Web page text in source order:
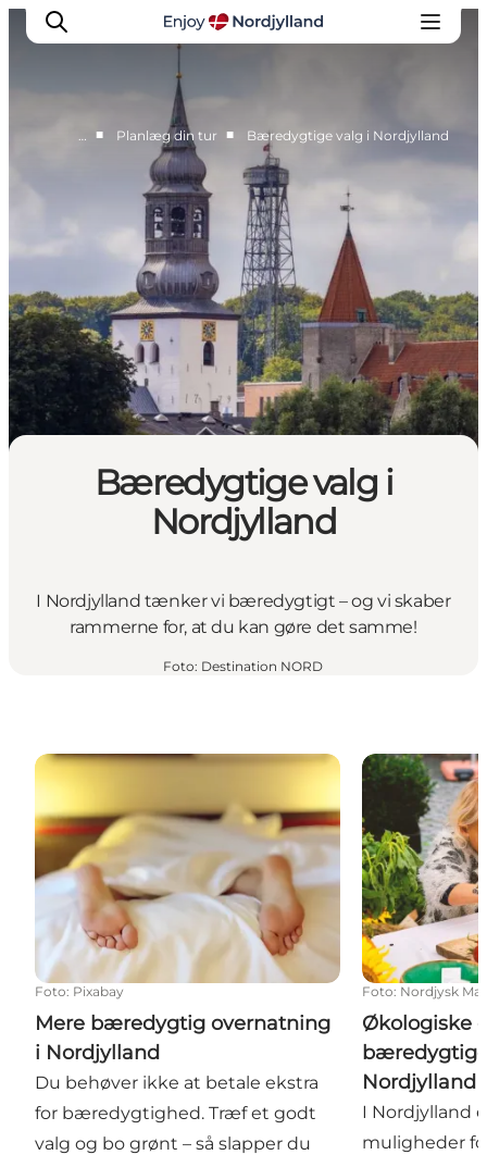
Oplevelser og aktiviteter
Planlæg din tur
Byer og steder
Det sker
For børn
… ■ Planlæg din tur ■ Bæredygtige valg i Nordjylland
Bæredygtige valg i
Nordjylland
I Nordjylland tænker vi bæredygtigt – og vi skaber
rammerne for, at du kan gøre det samme!
Foto: Destination NORD
Mere bæredygtig overnatning i Nordjylland
Foto: Pixabay
Mere bæredygtig overnatning
i Nordjylland
Du behøver ikke at betale ekstra
for bæredygtighed. Træf et godt
valg og bo grønt – så slapper du
Økologiske
Foto: Nordjysk
Økologiske
Nordjylland
I Nordjylland
muligheder